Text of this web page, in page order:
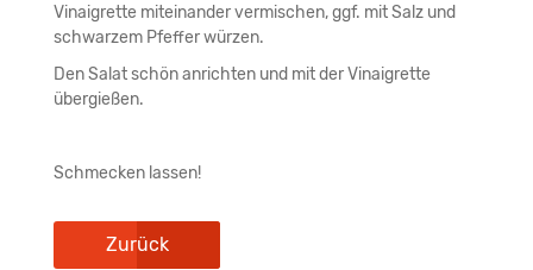
Vinaigrette miteinander vermischen, ggf. mit Salz und
schwarzem Pfeffer würzen.
Den Salat schön anrichten und mit der Vinaigrette
übergießen.
Schmecken lassen!
Zurück